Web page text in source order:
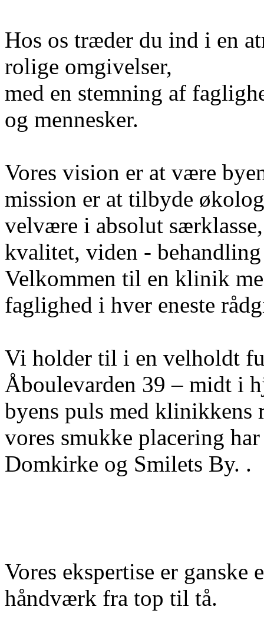
Hos os træder du ind i en
rolige omgivelser,
med en stemning af
og mennesker.
Vores vision er at være
mission er at tilbyde
velvære i absolut
kvalitet, viden -
Velkommen til en klinik
faglighed i hver eneste
Vi holder til i en velholdt
Åboulevarden 39 – midt i
byens puls med
vores smukke placering
Domkirke og Smilets By. .
Vores ekspertise er
håndværk fra top til tå.